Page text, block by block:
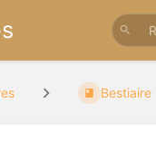
Bestiaire